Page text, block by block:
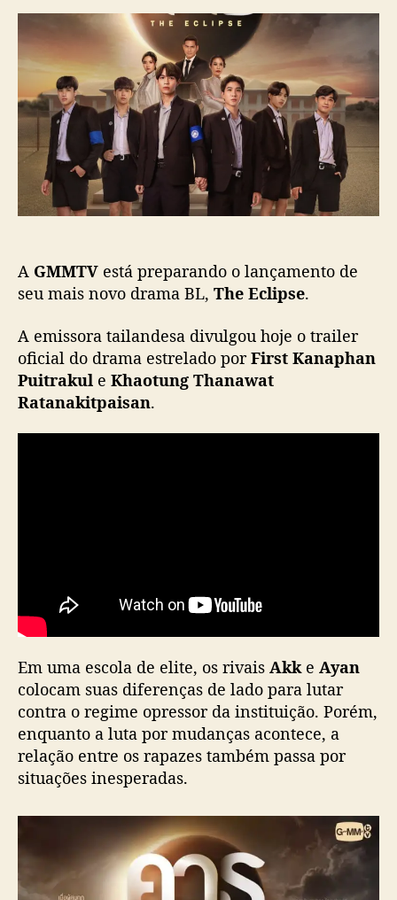
o
p
o
s
e
u
b
l
i
ç
T
h
e
E
c
l
i
S
i
e
s
,
n
o
s
d
a
G
M
M
T
g
A GMMTV está preparando o lançamento de
seu mais novo drama BL, The Eclipse.
A emissora tailandesa divulgou hoje o trailer
oficial do drama estrelado porFirst Kanaphan
Puitrakul e Khaotung Thanawat
Ratanakitpaisan.
Em uma escola de elite, os rivais Akk e Ayan
colocam suas diferenças de lado para lutar
contra o regime opressor da instituição. Porém,
enquanto a luta por mudanças acontece, a
relação entre os rapazes também passa por
situações inesperadas.